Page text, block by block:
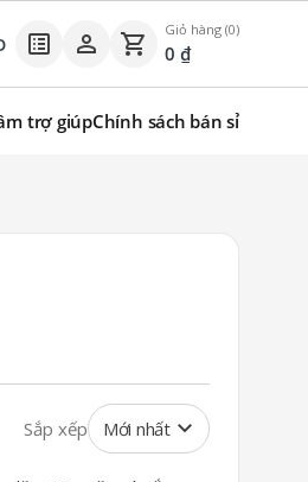
list_alt person shopping_cart Giỏ hàng (0)
0 ₫
trợ giúpChính sách bán sỉ
Sắp xếp Mới nhất keyboard_arrow_down